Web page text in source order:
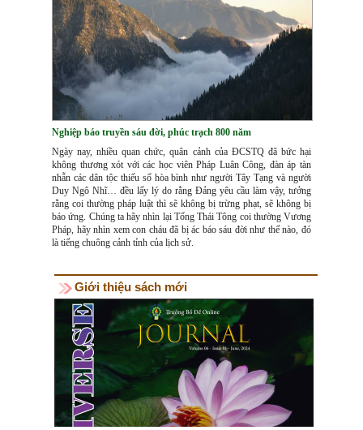
Nghiệp báo truyền sáu đời, phúc trạch 800 năm
Ngày nay, nhiều quan chức, quân cảnh của ĐCSTQ đã bức hại
không thương xót với các học viên Pháp Luân Công, đàn áp tàn
nhẫn các dân tộc thiếu số hòa bình như người Tây Tạng và người
Duy Ngô Nhĩ… đều lấy lý do rằng Đảng yêu cầu làm vậy, tưởng
rằng coi thường pháp luật thì sẽ không bị trừng phạt, sẽ không bị
báo ứng. Chúng ta hãy nhìn lại Tống Thái Tông coi thường Vương
Pháp, hãy nhìn xem con cháu đã bị ác báo sáu đời như thế nào, đó
là tiếng chuông cảnh tỉnh của lịch sử.
Giới thiệu sách mới